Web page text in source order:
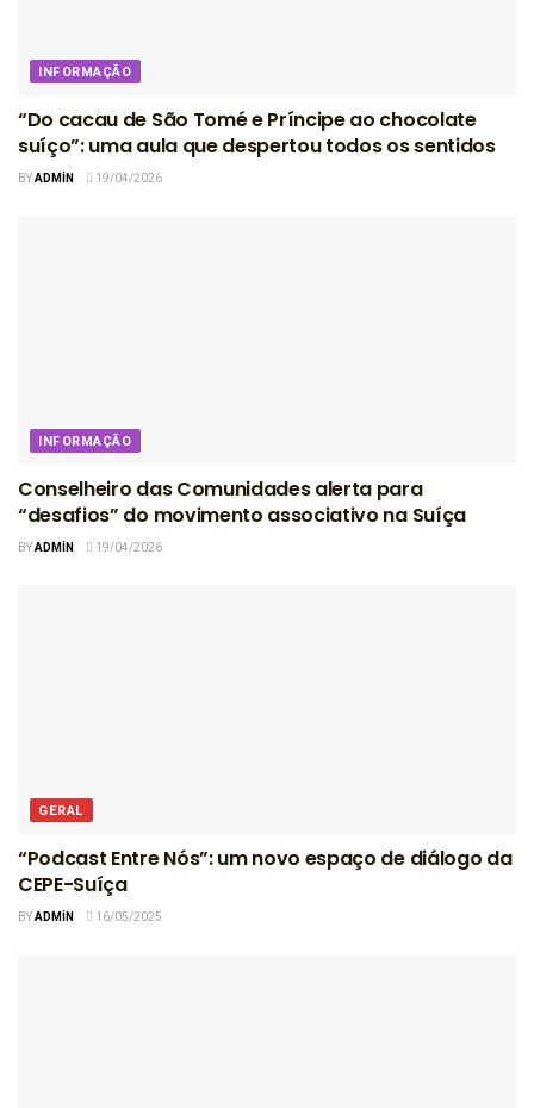
INFORMAÇÃO
“Do cacau de São Tomé e Príncipe ao chocolate
suíço”: uma aula que despertou todos os sentidos
BYADMIN 19/04/2026
INFORMAÇÃO
Conselheiro das Comunidades alerta para
“desafios” do movimento associativo na Suíça
BYADMIN 19/04/2026
GERAL
“Podcast Entre Nós”: um novo espaço de diálogo da
CEPE-Suíça
BYADMIN 16/05/2025